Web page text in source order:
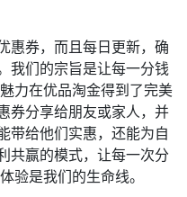
惠券，而且每日更新，确
我们的宗旨是让每一分钱
力在优品淘金得到了完美
券分享给朋友或家人，并
带给他们实惠，还能为自
共赢的模式，让每一次分
验是我们的生命线。